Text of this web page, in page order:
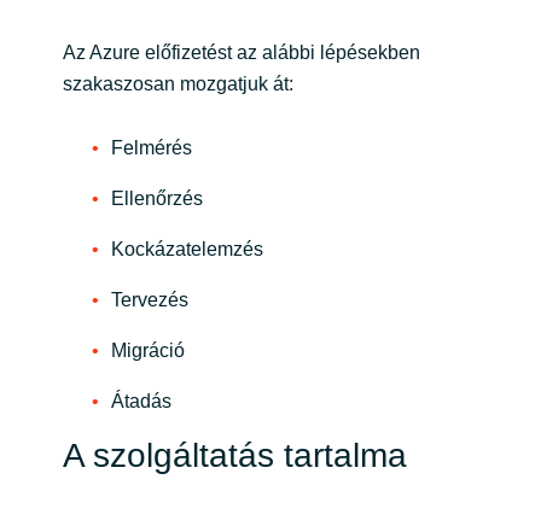
Spain
Switzerland
United States
A szolgáltatás tartalma
Az Azure előfizetést az alábbi lépésekben
szakaszosan mozgatjuk át:
Felmérés
Ellenőrzés
Kockázatelemzés
Tervezés
Migráció
Átadás